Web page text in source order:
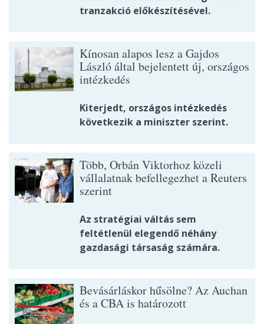
tranzakció előkészítésével.
Kínosan alapos lesz a Gajdos
László által bejelentett új, országos
intézkedés
Kiterjedt, országos intézkedés
következik a miniszter szerint.
Több, Orbán Viktorhoz közeli
vállalatnak befellegezhet a Reuters
szerint
Az stratégiai váltás sem
feltétlenül elegendő néhány
gazdasági társaság számára.
Bevásárláskor hűsölne? Az Auchan
és a CBA is határozott